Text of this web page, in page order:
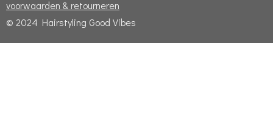
voorwaarden & retourneren
© 2024 Hairstyling Good Vibes